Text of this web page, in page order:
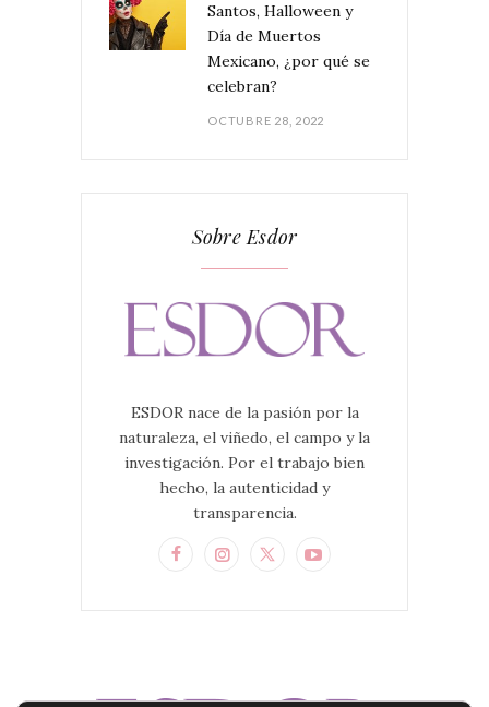
Santos, Halloween y
Día de Muertos
Mexicano, ¿por qué se
celebran?
OCTUBRE 28, 2022
Sobre Esdor
ESDOR nace de la pasión por la
naturaleza, el viñedo, el campo y la
investigación. Por el trabajo bien
hecho, la autenticidad y
transparencia.